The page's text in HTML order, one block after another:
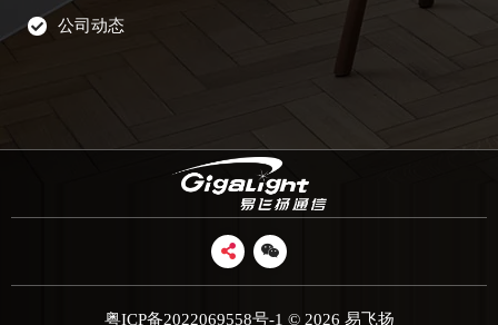
公司动态
粤ICP备2022069558号-1 © 2026 易飞扬